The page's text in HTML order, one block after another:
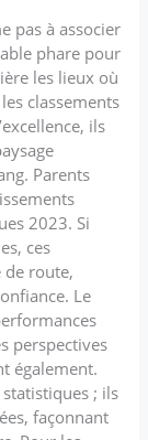
pas à associer
phare pour
les lieux où
classements
ils
Parents
2023. Si
ces
de route,
Le
perspectives
également.
statistiques ; ils
façonnant